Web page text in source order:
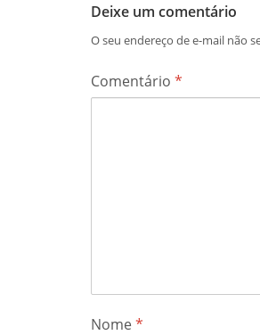
Deixe um comentário
O seu endereço de e-mail não
Comentário *
Nome*